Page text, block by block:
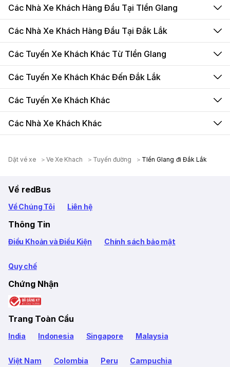
Các Nhà Xe Khách Hàng Đầu Tại TIền GIang
Các Nhà Xe Khách Hàng Đầu Tại Đắk Lắk
Các Tuyến Xe Khách Khác Từ TIền GIang
Các Tuyến Xe Khách Khác Đến Đắk Lắk
Các Tuyến Xe Khách Khác
Các Nhà Xe Khách Khác
Dặt vé xe Ve Xe Khach Tuyến đường TIền GIang đi Đắk Lắk
Về redBus
Về Chúng Tôi Liên hệ
Thông Tin
Điều Khoản và Điều Kiện Chính sách bảo mật
Quy chế
Chứng Nhận
Trang Toàn Cầu
India Indonesia Singapore Malaysia
Việt Nam Colombia Peru Campuchia